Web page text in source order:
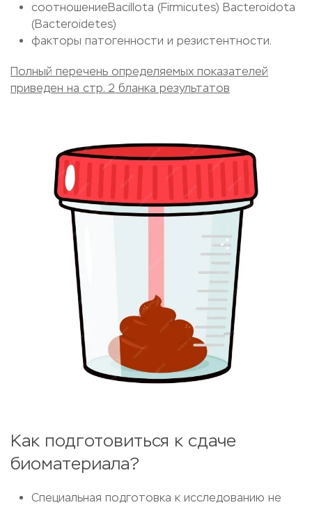
соотношениеBacillota (Firmicutes) Bacteroidota
(Bacteroidetes)
факторы патогенности и резистентности.
Полный перечень определяемых показателей
приведен на стр. 2 бланка результатов
Как подготовиться к сдаче
биоматериала?
Специальная подготовка к исследованию не